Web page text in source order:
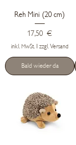
Reh Mini (20 cm)
Preis
17,50 €
inkl. MwSt. | zzgl. Versand
Bald wieder da